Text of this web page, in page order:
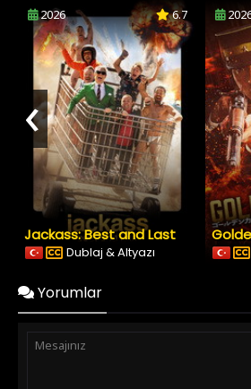
2026 6.7
Jackass: Best and Last
Dublaj & Altyazı
‹
Yorumlar